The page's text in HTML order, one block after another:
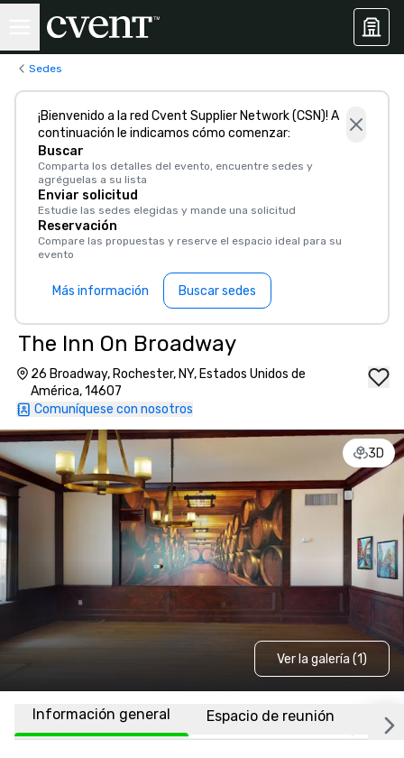
Sedes
¡Bienvenido a la red Cvent Supplier Network (CSN)! A
continuación le indicamos cómo comenzar:
Buscar
Comparta los detalles del evento, encuentre sedes y
agréguelas a su lista
Enviar solicitud
Estudie las sedes elegidas y mande una solicitud
Reservación
Compare las propuestas y reserve el espacio ideal para su
evento
Más información Buscar sedes
The Inn On Broadway
26 Broadway, Rochester, NY, Estados Unidos de
América, 14607
Comuníquese con nosotros
3D
Ver la galería (1)
Información general Espacio de reunión